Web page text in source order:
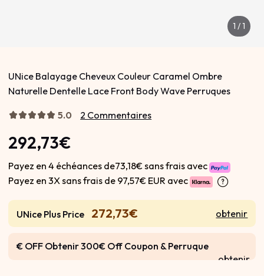
1 /1
UNice Balayage Cheveux Couleur Caramel Ombre
Naturelle Dentelle Lace Front Body Wave Perruques
5.0 2 Commentaires
292,73€
Payez en 4 échéances de73,18€ sans frais avec
Payez en 3X sans frais de 97,57€ EUR avec
UNice Plus Price 272,73€ obtenir
€ OFF Obtenir 300€ Off Coupon & Perruque
obtenir